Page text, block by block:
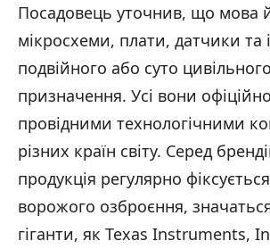
Посадовець уточнив, що мова
мікросхеми, плати, датчики та
подвійного або суто цивільного
призначення. Усі вони
провідними технологічними
різних країн світу. Серед
продукція регулярно
ворожого озброєння, значаться
гіганти, як Texas Instruments,